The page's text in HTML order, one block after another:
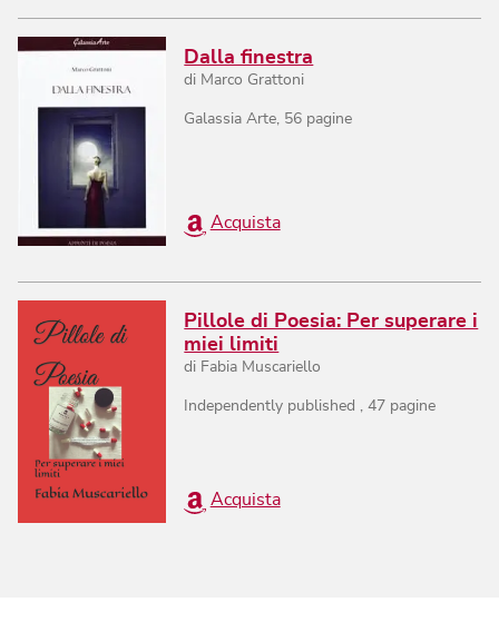
Dalla finestra
di Marco Grattoni
Galassia Arte, 56 pagine
Acquista
Pillole di Poesia: Per superare i
miei limiti
di Fabia Muscariello
Independently published ,47 pagine
Acquista